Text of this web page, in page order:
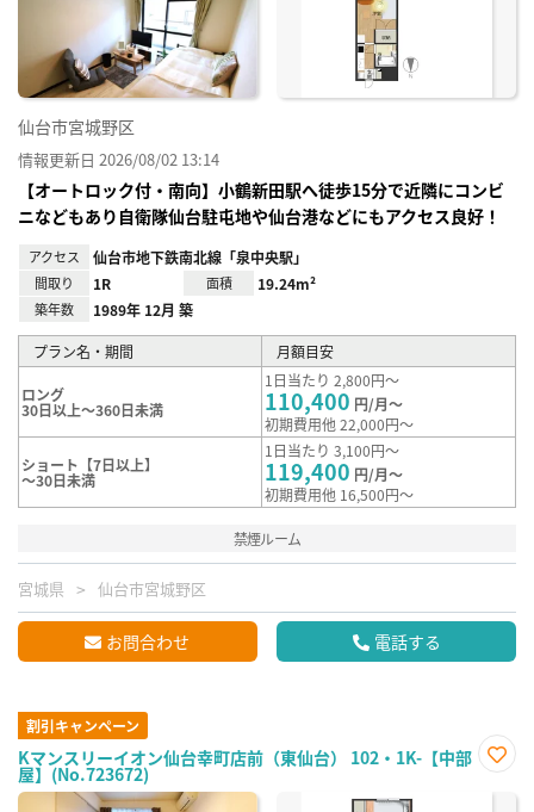
仙台市宮城野区
情報更新日 2026/08/02 13:14
【オートロック付・南向】小鶴新田駅へ徒歩15分で近隣にコンビ
ニなどもあり自衛隊仙台駐屯地や仙台港などにもアクセス良好！
アクセス 仙台市地下鉄南北線「泉中央駅」
間取り 1R 面積 19.24m²
築年数 1989年 12月 築
プラン名・期間 月額目安
ロング
30日以上～360日未満
1日当たり 2,800円～
110,400 円/月～
初期費用他 22,000円～
ショート【7日以上】
～30日未満
1日当たり 3,100円～
119,400 円/月～
初期費用他 16,500円～
禁煙ルーム
宮城県 仙台市宮城野区
お問合わせ 電話する
割引キャンペーン
Kマンスリーイオン仙台幸町店前（東仙台） 102・1K-【中部
屋】(No.723672)
に入